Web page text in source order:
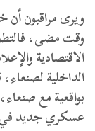
ويرى مراقبون
وقت مضى،
الاقتصادية
الداخلية
بواقعية مع
عسكري جديد في